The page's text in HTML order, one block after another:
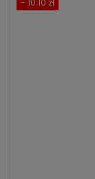
- 10.10 zł